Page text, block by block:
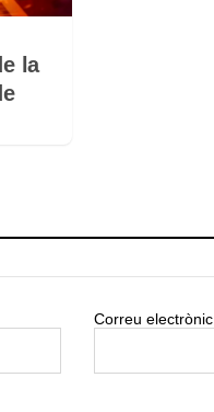
la
Correu electrònic